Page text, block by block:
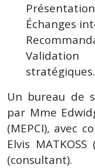
Échanges
stratégiques.
Un bureau de
par Mme
(MEPCI), avec
Elvis MATKOSS
(consultant).